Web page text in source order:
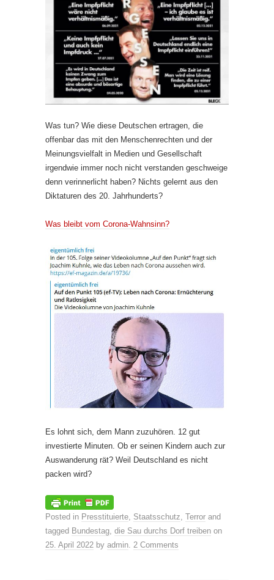
Was tun? Wie diese Deutschen ertragen, die
offenbar das mit den Menschenrechten und der
Meinungsvielfalt in Medien und Gesellschaft
irgendwie immer noch nicht verstanden geschweige
denn verinnerlicht haben? Nichts gelernt aus den
Diktaturen des 20. Jahrhunderts?
Was bleibt vom Corona-Wahnsinn?
Es lohnt sich, dem Mann zuzuhören. 12 gut
investierte Minuten. Ob er seinen Kindern auch zur
Auswanderung rät? Weil Deutschland es nicht
packen wird?
Posted in Presstituierte, Staatsschutz, Terror and
tagged Bundestag, die Sau durchs Dorf treiben on
25. April 2022 by admin. 2 Comments